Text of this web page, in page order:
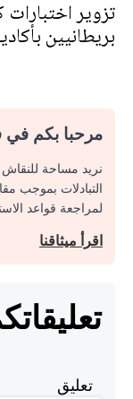
تزوير
بريطانيين
مرحبا بكم في
نريد مساحة
التبادلات بموجب
لمراجعة قواعد
اقرأ ميثاقنا
تعليق